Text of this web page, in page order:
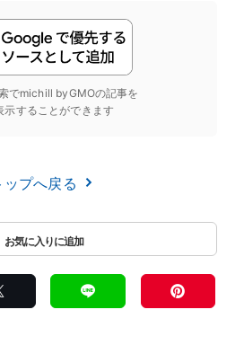
でmichill byGMOの記事を
示することができます
ップへ戻る